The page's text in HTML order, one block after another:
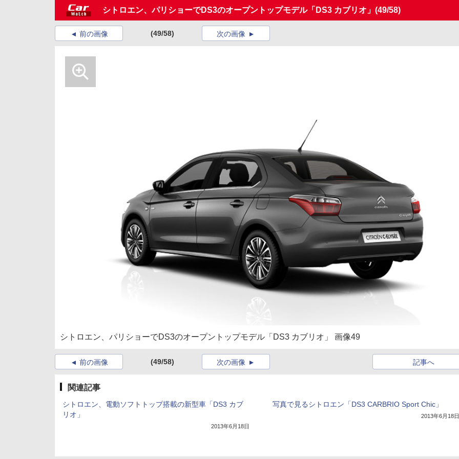
シトロエン、パリショーでDS3のオープントップモデル「DS3 カブリオ」 (49/58)
前の画像 (49/58) 次の画像
シトロエン、パリショーでDS3のオープントップモデル「DS3 カブリオ」 画像49
前の画像 (49/58) 記事へ
次の画像
関連記事
シトロエン、電動ソフトトップ搭載の新型車「DS3 カブ
リオ」
2013年6月18日
写真で見るシトロエン「DS3 CARBRIO Sport Chic」
2013年6月18日